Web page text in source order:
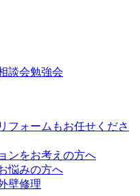
フォームもお任せくださ
ンをお考えの方へ
悩みの方へ
壁修理